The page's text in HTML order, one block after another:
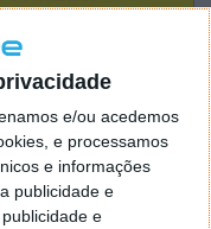
e/ou acedemos
e processamos
e informações
publicidade e
e